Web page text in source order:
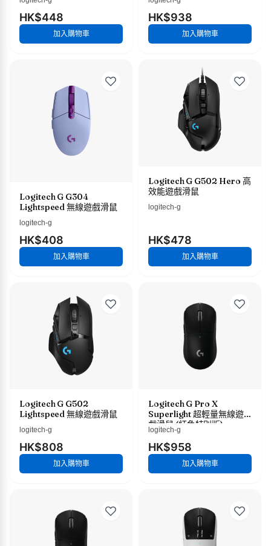
HK$448
加入購物車
HK$938
加入購物車
Logitech G G304
Lightspeed 無線遊戲滑鼠
logitech-g
HK$408
加入購物車
Logitech G G502 Hero 高
效能遊戲滑鼠
logitech-g
HK$478
加入購物車
Logitech G G502
Lightspeed 無線遊戲滑鼠
logitech-g
HK$808
加入購物車
Logitech G Pro X
Superlight 超輕量無線遊
戲滑鼠 (紅色特別版)
logitech-g
HK$958
加入購物車